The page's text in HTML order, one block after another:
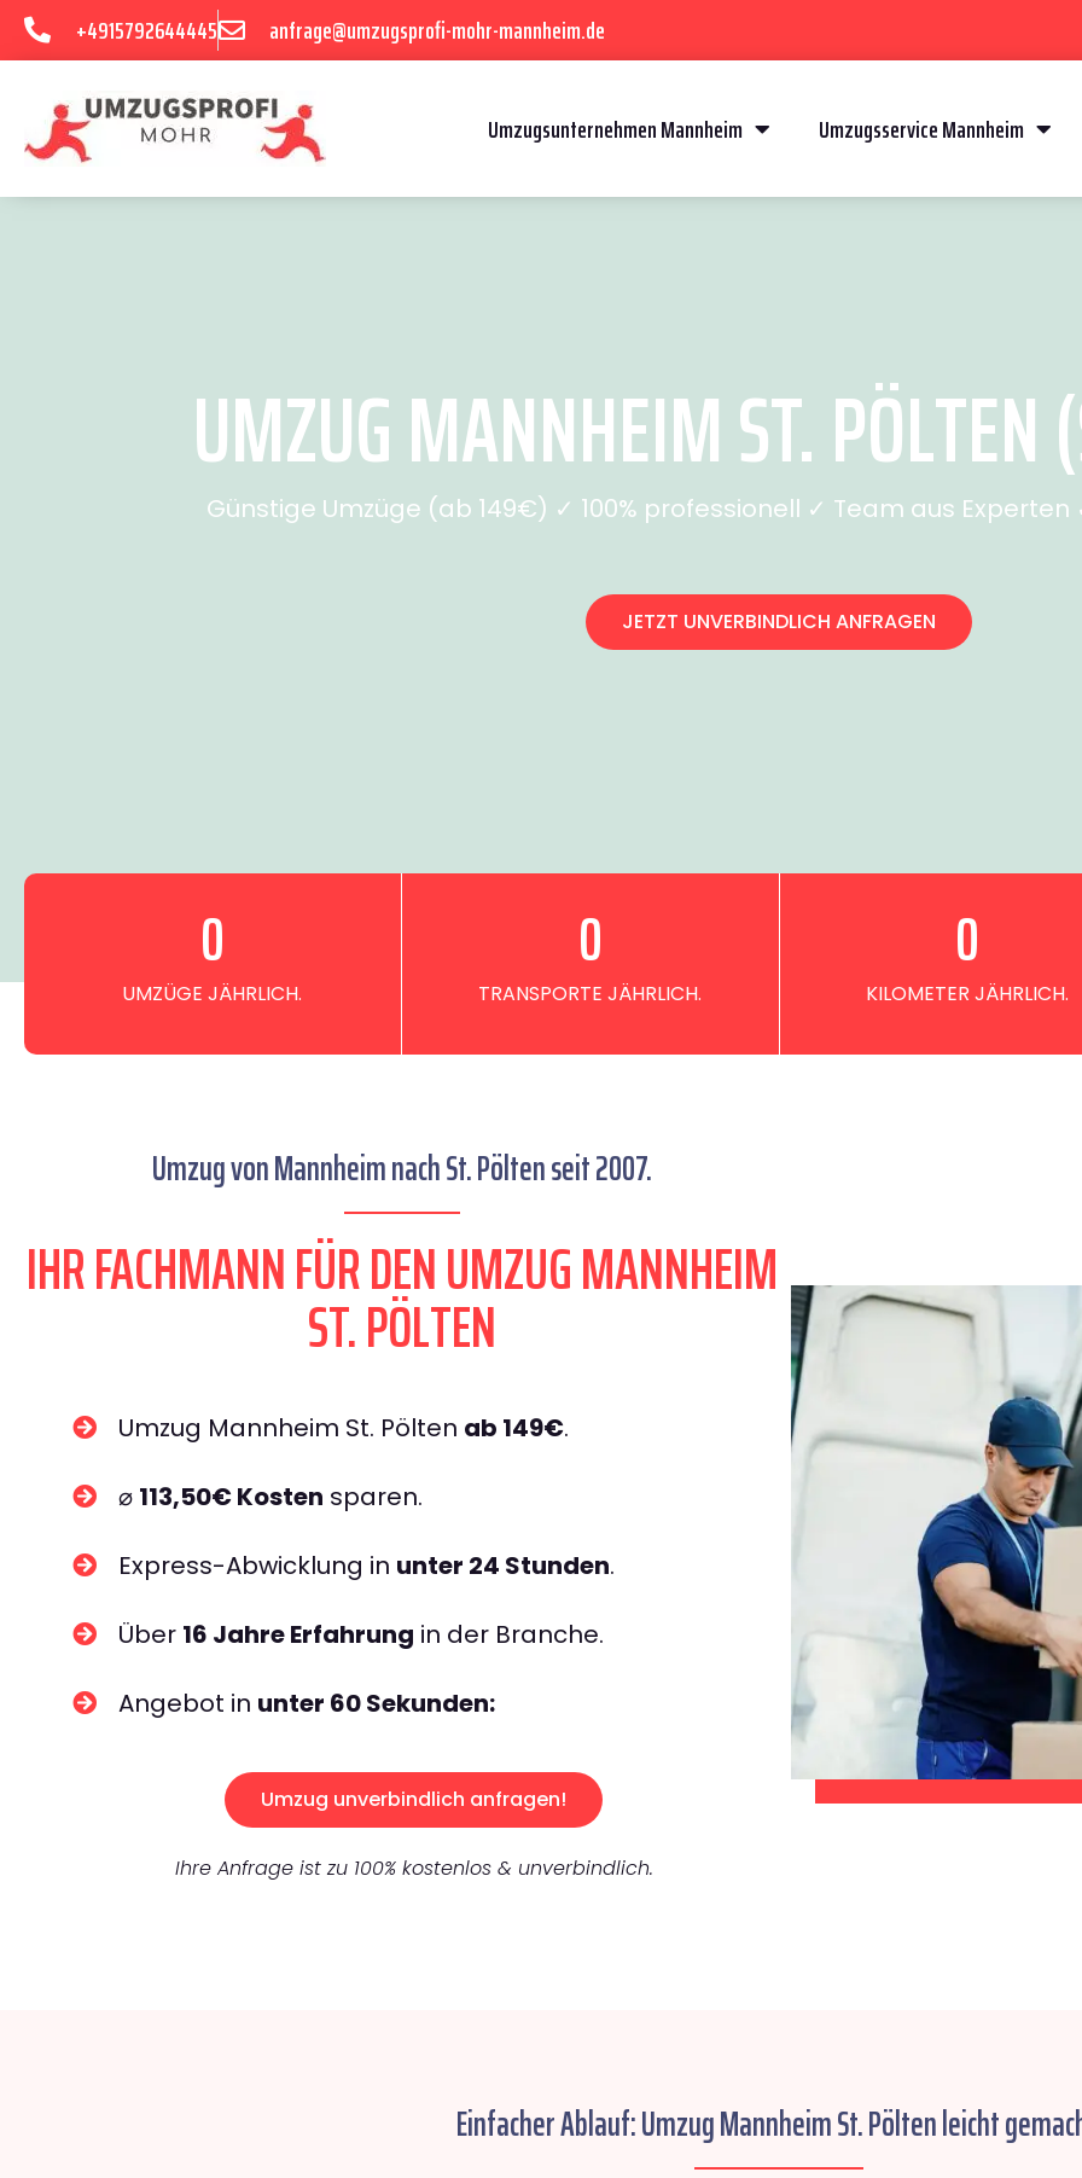
+4915792644445 anfrage@umzugsprofi-mohr-mannheim.de
Umzugsunternehmen Mannheim Umzugsservice Mannheim
UMZUG MANNHEIM ST.
Günstige Umzüge (ab 149€) ✓ 100% professionell ✓ Team aus
JETZT UNVERBINDLICH ANFRAGEN
UMZÜGE JÄHRLICH.
0
TRANSPORTE JÄHRLICH.
0
KILOMETER JÄHRLICH.
0
Umzug von Mannheim nach St. Pölten seit 2007.
IHR FACHMANN FÜR DEN UMZUG MANNHEIM
ST. PÖLTEN
Umzug Mannheim St. Pölten ab 149€.
⌀ 113,50€ Kosten sparen.
Express-Abwicklung in unter 24 Stunden.
Über 16 Jahre Erfahrung in der Branche.
Angebot in unter 60 Sekunden:
Umzug unverbindlich anfragen!
Ihre Anfrage ist zu 100% kostenlos & unverbindlich.
Einfacher Ablauf: Umzug Mannheim St. Pölten leicht